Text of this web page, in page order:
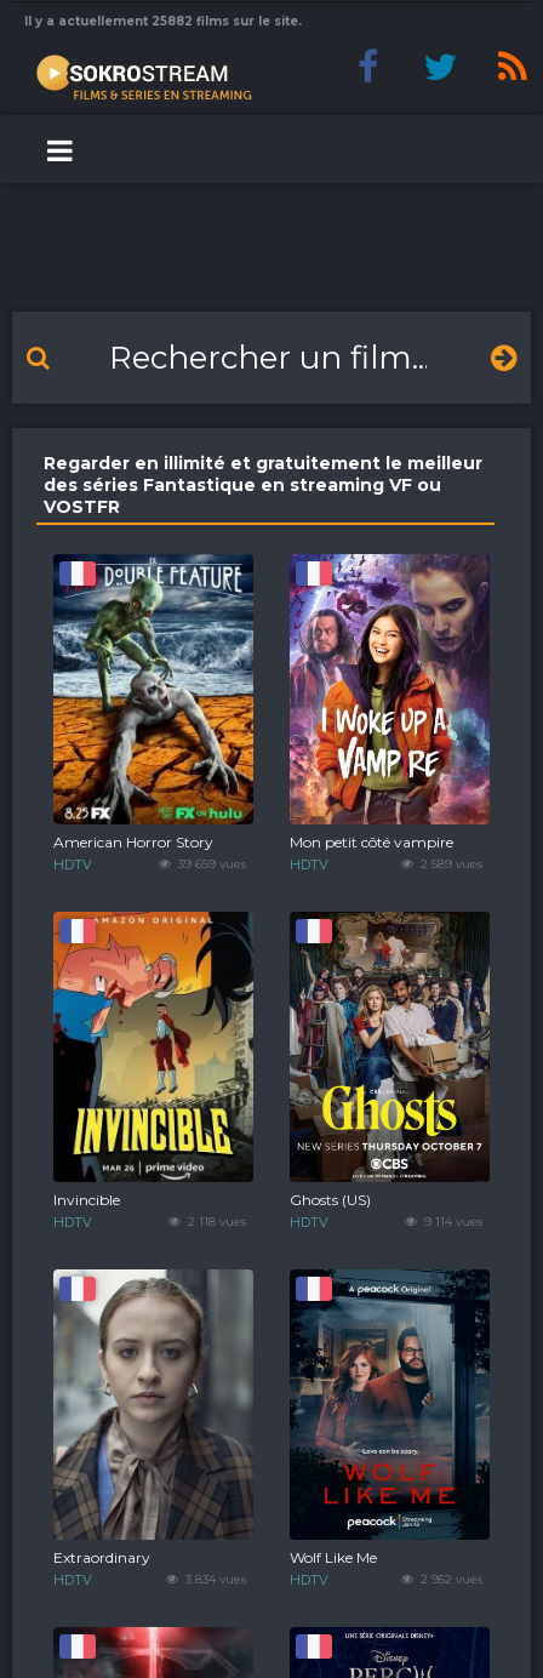
Il y a actuellement 25882 films sur le site.
Regarder en illimité et gratuitement le meilleur
des séries Fantastique en streaming VF ou
VOSTFR
39 659 vues
American Horror Story
HDTV 2 589 vues
Mon petit côté vampire
HDTV
2 118 vues
Invincible
HDTV 9 114 vues
Ghosts (US)
HDTV
3 834 vues
Extraordinary
HDTV 2 952 vues
Wolf Like Me
HDTV